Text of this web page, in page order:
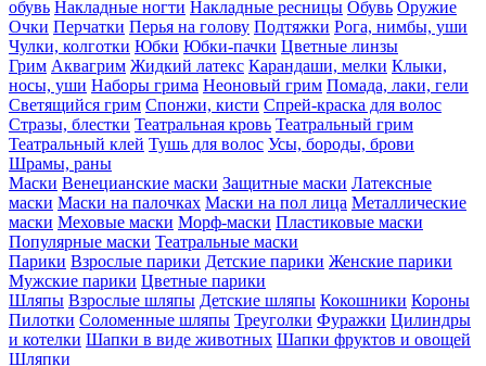
обувь Накладные ногти Накладные ресницы Обувь Оружие
Очки Перчатки Перья на голову Подтяжки Рога, нимбы, уши
Чулки, колготки Юбки Юбки-пачки Цветные линзы
Грим Аквагрим Жидкий латекс Карандаши, мелки Клыки,
носы, уши Наборы грима Неоновый грим Помада, лаки, гели
Светящийся грим Спонжи, кисти Спрей-краска для волос
Стразы, блестки Театральная кровь Театральный грим
Театральный клей Тушь для волос Усы, бороды, брови
Шрамы, раны
Маски Венецианские маски Защитные маски Латексные
маски Маски на палочках Маски на пол лица Металлические
маски Меховые маски Морф-маски Пластиковые маски
Популярные маски Театральные маски
Парики Взрослые парики Детские парики Женские парики
Мужские парики Цветные парики
Шляпы Взрослые шляпы Детские шляпы Кокошники Короны
Пилотки Соломенные шляпы Треуголки Фуражки Цилиндры
и котелки Шапки в виде животных Шапки фруктов и овощей
Шляпки